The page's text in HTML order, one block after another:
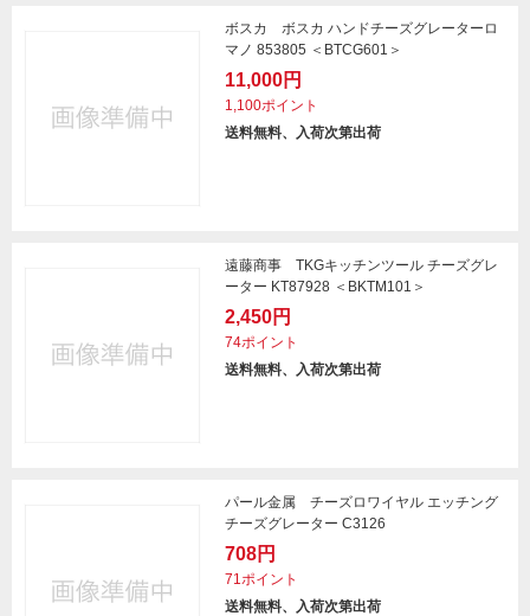
ボスカ ボスカ ハンドチーズグレーターロ
マノ 853805 ＜BTCG601＞
11,000円
1,100ポイント
送料無料、入荷次第出荷
遠藤商事 TKGキッチンツール チーズグレ
ーター KT87928 ＜BKTM101＞
2,450円
74ポイント
送料無料、入荷次第出荷
パール金属 チーズロワイヤル エッチング
チーズグレーター C3126
708円
71ポイント
送料無料、入荷次第出荷